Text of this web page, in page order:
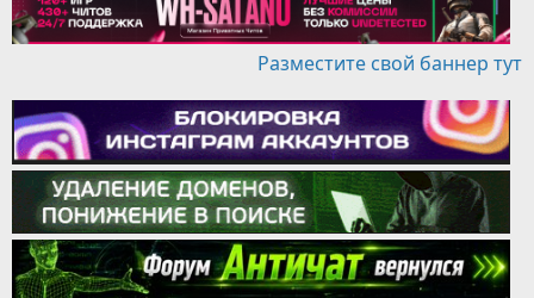
Разместите свой баннер тут